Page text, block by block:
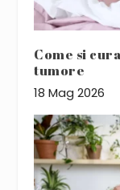
Come si
tumore
18 Mag 2026